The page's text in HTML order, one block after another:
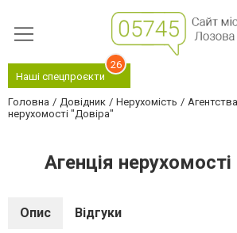
Наші спецпроєкти
26
Головна Довідник Нерухомість
нерухомості "Довіра"
Агенція
Опис Відгуки